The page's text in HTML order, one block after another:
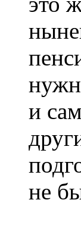
и
не